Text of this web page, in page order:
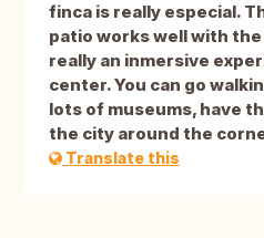
finca is really especial.
patio works well with
really an inmersive
center. You can go
lots of museums, have
the city around the
Translate this